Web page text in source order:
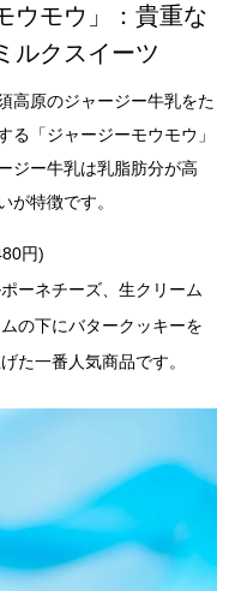
ウモウ」：貴重な
ルクスイーツ
高原のジャージー牛乳をた
る「ジャージーモウモウ」
ジー牛乳は乳脂肪分が高
が特徴です。
円)
ーネチーズ、生クリーム
の下にバタークッキーを
た一番人気商品です。